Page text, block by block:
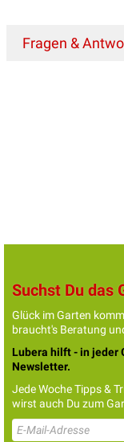
Fragen &
Suchst Du das
Glück im Garten
braucht's Beratung
Lubera hilft - in jeder
Newsletter.
Jede Woche Tipps &
wirst auch Du zum